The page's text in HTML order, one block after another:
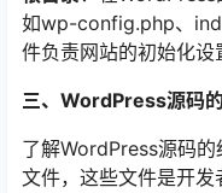
如wp-config.php、
件负责网站的初始化设
三、WordPress源码
了解WordPress源码
文件，这些文件是开发